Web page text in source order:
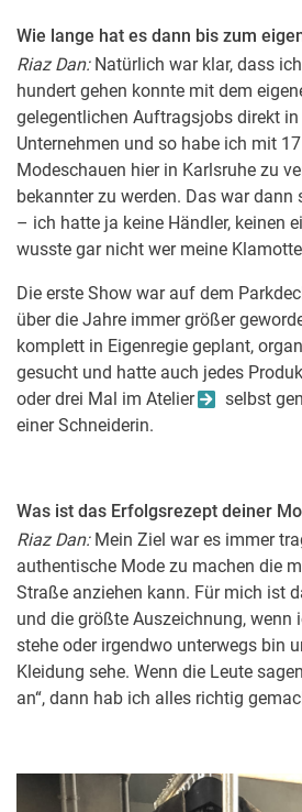
Wie lange hat es dann bis zum
Riaz Dan:Natürlich war klar, dass
hundert gehen konnte mit dem
gelegentlichen Auftragsjobs direkt in
Unternehmen und so habe ich mit
Modeschauen hier in Karlsruhe zu
bekannter zu werden. Das war dann
– ich hatte ja keine Händler, keinen
wusste gar nicht wer meine
Die erste Show war auf dem
über die Jahre immer größer
komplett in Eigenregie geplant,
gesucht und hatte auch jedes
oder drei Mal im Atelier
selbst
einer Schneiderin.
Was ist das Erfolgsrezept deiner
Riaz Dan:Mein Ziel war es immer
authentische Mode zu machen die
Straße anziehen kann. Für mich ist
und die größte Auszeichnung, wenn
stehe oder irgendwo unterwegs bin
Kleidung sehe. Wenn die Leute
an“, dann hab ich alles richtig